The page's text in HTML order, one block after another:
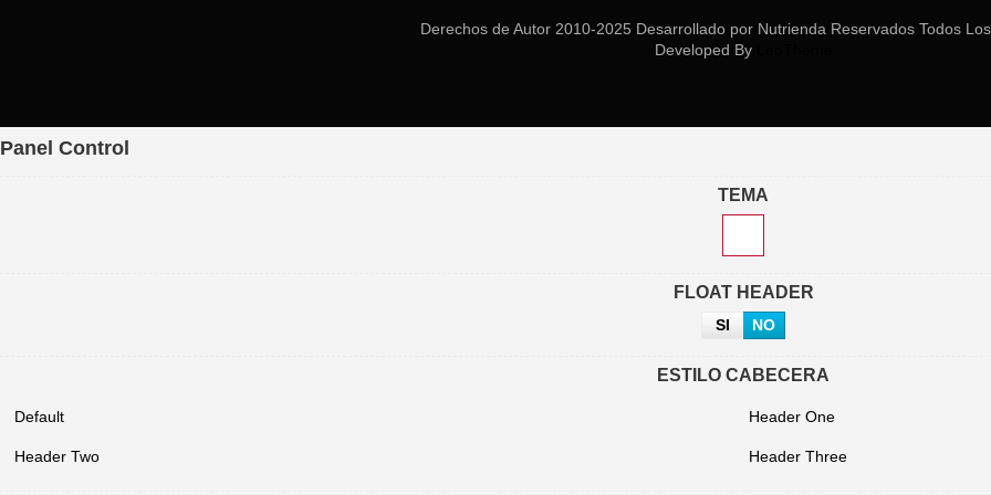
Derechos de Autor 2010-2025 Desarrollado por Nutrienda Reservados Todos
Developed By
Panel Control
TEMA
FLOAT HEADER
SI NO
ESTILO CABECERA
Default Header One
Header Two Header Three